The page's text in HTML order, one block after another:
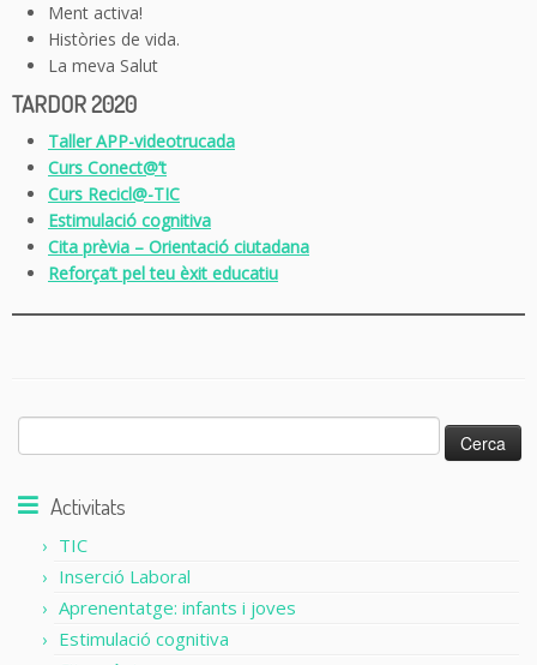
Ment activa!
Històries de vida.
La meva Salut
TARDOR 2020
Taller APP-videotrucada
Curs Conect@’t
Curs Recicl@-TIC
Estimulació cognitiva
Cita prèvia – Orientació ciutadana
Reforça’t pel teu èxit educatiu
Cerca:
Activitats
TIC
Inserció Laboral
Aprenentatge: infants i joves
Estimulació cognitiva